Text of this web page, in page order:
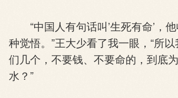
“中国人有句话叫’生死有命’，
种觉悟。”王大少看了我一眼，“所
们几个，不要钱、不要命的，到底
水？”